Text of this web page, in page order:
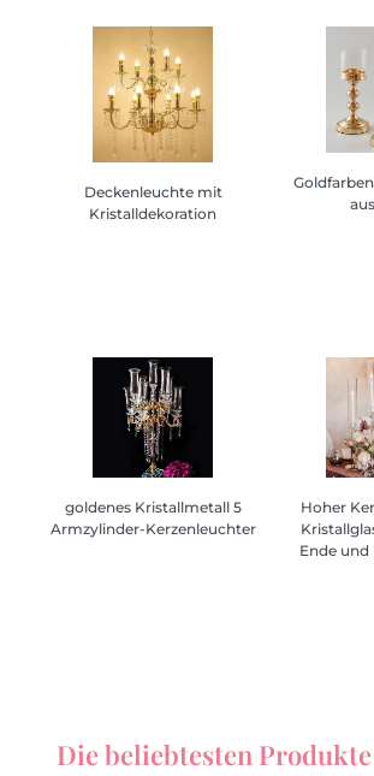
Deckenleuchte mit
Kristalldekoration
Deckenleuchte mit
Kristalldekoration
goldenes Kristallmetall 5
Armzylinder-Kerzenleuchter
goldenes Kristallmetall 5
Armzylinder-Kerzenleuchter
Hoher
Ende
Hoher
Ende
Die beliebtesten